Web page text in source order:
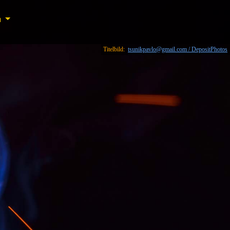
Titelbild: tsunikpavlo@gmail.com / DepositPhotos